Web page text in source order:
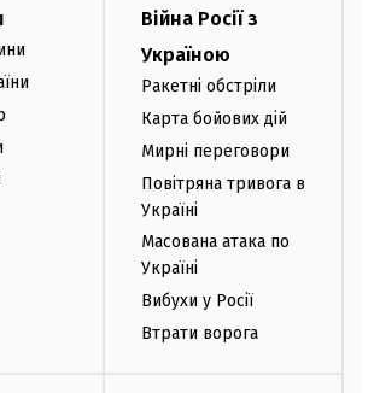
Війна Росії з
Україною
Ракетні обстріли
Карта бойових дій
Мирні переговори
Повітряна тривога в
Україні
Масована атака по
Україні
Вибухи у Росії
Втрати ворога